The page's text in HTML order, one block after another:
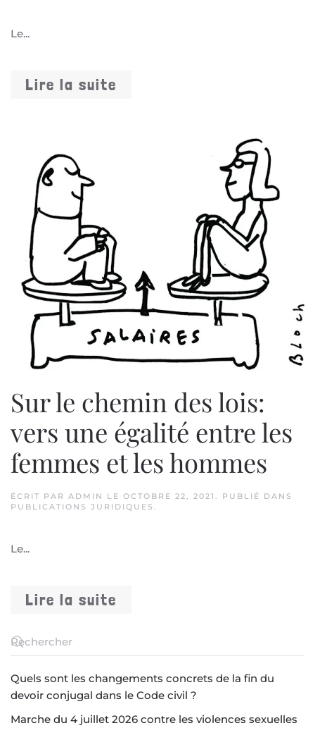
Le...
Lire la suite
Sur le chemin des lois:
vers une égalité entre les
femmes et les hommes
ÉCRIT PAR ADMIN LE OCTOBRE 22, 2021
. PUBLIÉ DANS
PUBLICATIONS JURIDIQUES
Le...
Lire la suite
Quels sont les changements concrets de la fin du
devoir conjugal dans le Code civil ?
Marche du 4 juillet 2026 contre les violences sexuelles